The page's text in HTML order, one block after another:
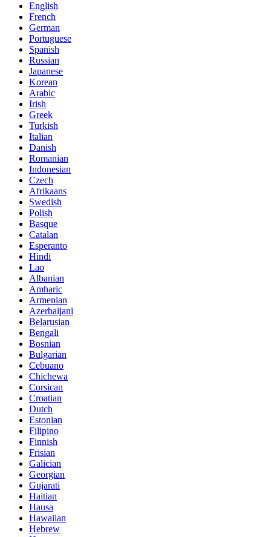
English
French
German
Portuguese
Spanish
Russian
Japanese
Korean
Arabic
Irish
Greek
Turkish
Italian
Danish
Romanian
Indonesian
Czech
Afrikaans
Swedish
Polish
Basque
Catalan
Esperanto
Hindi
Lao
Albanian
Amharic
Armenian
Azerbaijani
Belarusian
Bengali
Bosnian
Bulgarian
Cebuano
Chichewa
Corsican
Croatian
Dutch
Estonian
Filipino
Finnish
Frisian
Galician
Georgian
Gujarati
Haitian
Hausa
Hawaiian
Hebrew